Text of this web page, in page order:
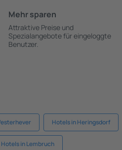
Mehr sparen
Attraktive Preise und
Spezialangebote für eingeloggte
Benutzer.
Hotels in Heringsdorf
Hotels in Lembruch